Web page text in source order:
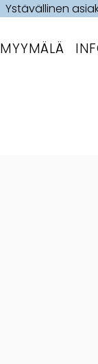
Ystävällinen
MYYMÄLÄ